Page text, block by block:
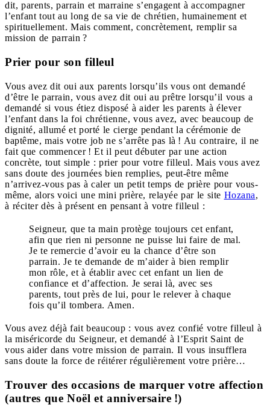
dit, parents, parrain et marraine s’engagent à accompagner
l’enfant tout au long de sa vie de chrétien, humainement et
spirituellement. Mais comment, concrètement, remplir sa
mission de parrain ?
Prier pour son filleul
Vous avez dit oui aux parents lorsqu’ils vous ont demandé
d’être le parrain, vous avez dit oui au prêtre lorsqu’il vous a
demandé si vous étiez disposé à aider les parents à élever
l’enfant dans la foi chrétienne, vous avez, avec beaucoup de
dignité, allumé et porté le cierge pendant la cérémonie de
baptême, mais votre job ne s’arrête pas là ! Au contraire, il ne
fait que commencer ! Et il peut débuter par une action
concrète, tout simple : prier pour votre filleul. Mais vous avez
sans doute des journées bien remplies, peut-être même
n’arrivez-vous pas à caler un petit temps de prière pour vous-
même, alors voici une mini prière, relayée par le site Hozana,
à réciter dès à présent en pensant à votre filleul :
Seigneur, que ta main protège toujours cet enfant,
afin que rien ni personne ne puisse lui faire de mal.
Je te remercie d’avoir eu la chance d’être son
parrain. Je te demande de m’aider à bien remplir
mon rôle, et à établir avec cet enfant un lien de
confiance et d’affection. Je serai là, avec ses
parents, tout près de lui, pour le relever à chaque
fois qu’il tombera. Amen.
Vous avez déjà fait beaucoup : vous avez confié votre filleul à
la miséricorde du Seigneur, et demandé à l’Esprit Saint de
vous aider dans votre mission de parrain. Il vous insufflera
sans doute la force de réitérer régulièrement votre prière…
Trouver des occasions de marquer votre affection
(autres que Noël et anniversaire !)